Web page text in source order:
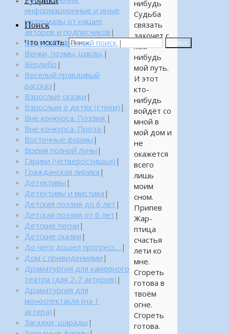
Поиск
Что искать: Поиск
нибудь
Судьба
связать
захочет с
кем-
нибудь
мой путь.
И этот
кто-
нибудь
войдёт со
мной в
мой дом и
не
окажется
всего
лишь
моим
сном.
Припев
Жар-
птица
счастья
лети ко
мне.
Сгореть
готова в
твоём
огне.
Сгореть
готова.
информационные и иные
материалы от наших
авторов и подписчиков |
Веду собственный поиск. |
Венки, поэмы, циклы. |
Верлибр |
Веселый правдивый
рассказ |
Взрослые сказки |
Взрослым о детях (стихи) |
Вне конкурса. Поэзия. |
Вне конкурса. Проза. |
Восточные формы |
Время полной луны |
Гарики (четверостишья) |
Гражданская лирика |
Детективы |
Детективы и мистика |
Детская поэзия до 6 лет |
Детская поэзия от 6 лет |
Детские песни |
Детские сказки |
До чего дошел прогресс… |
Дом с привидениями |
Драматургия для камерного
театра (для 2-7 актеров) |
Драматургия для
моноспектакля (на 1
актера) |
Загадки, шарады |